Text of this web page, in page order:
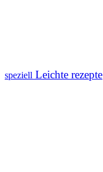
speziell Leichte rezepte